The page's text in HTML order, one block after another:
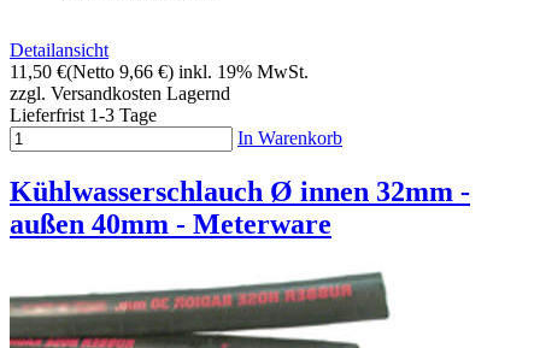
Detailansicht
11,50 €(Netto 9,66 €) inkl. 19% MwSt.
zzgl. Versandkosten Lagernd
Lieferfrist 1-3 Tage
In Warenkorb
Kühlwasserschlauch Ø innen 32mm -
außen 40mm - Meterware